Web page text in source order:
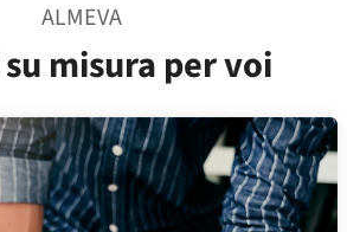
ALMEVA
misura per voi